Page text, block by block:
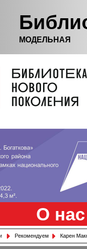
МОДЕЛЬНАЯ
О нас
Рекомендуем Карен